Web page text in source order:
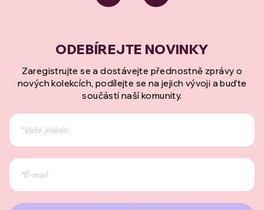
Zaregistrujte se a dostávejte přednostně zprávy o
nových kolekcích, podílejte se na jejich vývoji a buďte
součástí naší komunity.